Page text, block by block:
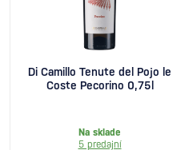
Di Camillo Tenute del Pojo le
Coste Pecorino 0,75l
Na sklade
5 predajní